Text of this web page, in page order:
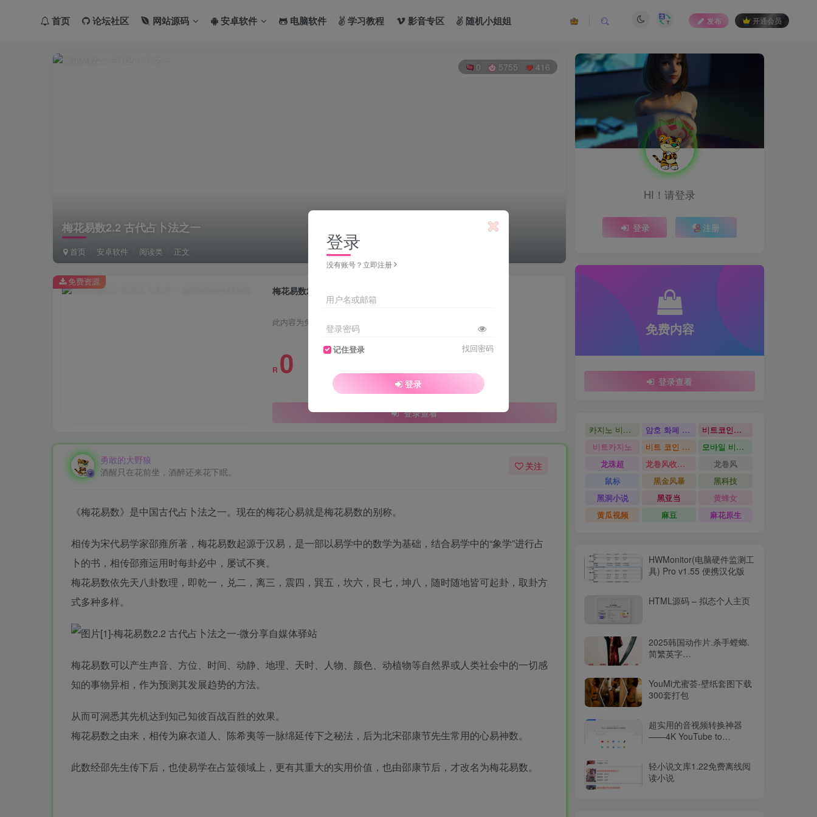
首页 论坛社区 网站源码 安卓软件 电脑软件 学习教程 影音专区 随机小姐姐 发布 开通会员
梅花易数2.2 古代占卜法之一
首页 安卓软件 阅读类 正文
0 5755 416
梅花易数2.2 古代占卜法之一
此内容为免费资源，请登录后查看
R 0
登录查看
免费资源
勇敢的大野狼
酒醒只在花前坐，酒醉还来花下眠。
关注
《梅花易数》是中国古代占卜法之一。现在的梅花心易就是梅花易数的别称。
相传为宋代易学家邵雍所著，梅花易数起源于汉易，是一部以易学中的数学为基础，结合易学中的“象学”进行占
卜的书，相传邵雍运用时每卦必中，屡试不爽。
梅花易数依先天八卦数理，即乾一，兑二，离三，震四，巽五，坎六，艮七，坤八，随时随地皆可起卦，取卦方
式多种多样。
梅花易数可以产生声音、方位、时间、动静、地理、天时、人物、颜色、动植物等自然界或人类社会中的一切感
知的事物异相，作为预测其发展趋势的方法。
从而可洞悉其先机达到知己知彼百战百胜的效果。
梅花易数之由来，相传为麻衣道人、陈希夷等一脉绵延传下之秘法，后为北宋邵康节先生常用的心易神数。
此数经邵先生传下后，也使易学在占筮领域上，更有其重大的实用价值，也由邵康节后，才改名为梅花易数。
HI！请登录
登录 注册
免费内容
登录查看
카지노 비트코인 암호 화폐 카지노
비트코인카지노
비트카지노
비트 코인 온라인 카지노
모바일 비트 코인 카지노
龙珠超
龙卷风收音机
龙卷风
鼠标
黑金风暴
黑科技
黑洞小说
黑亚当
黄蜂女
黄瓜视频
麻豆 麻花原生
HWMonitor(电脑硬件监测工
具) Pro v1.55 便携汉化版
HTML源码 – 拟态个人主页
2025韩国动作片.杀手螳螂.
简繁英字
YouMi尤蜜荟-壁纸套图下载
300套打包
超实用的音视频转换神器
——4K YouTube to
轻小说文库1.22免费离线阅
读小说
登录
没有账号？立即注册
用户名或邮箱
登录密码
记住登录 找回密码
登录